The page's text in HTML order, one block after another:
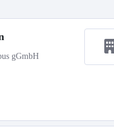
gGmbH